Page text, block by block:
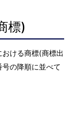
標)
ける商標(商標出
の降順に並べて